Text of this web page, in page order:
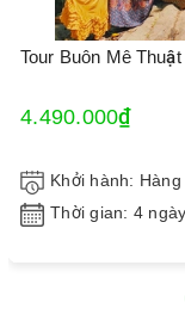
Tour Buôn Mê
4.490.000₫
Khởi hành:
Thời gian: 4